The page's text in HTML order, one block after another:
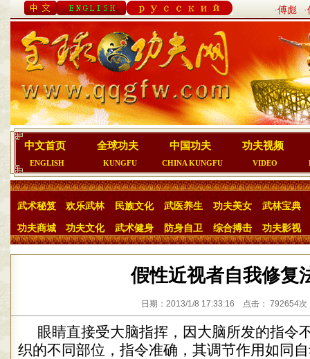
·傅彪
中文首页
ENGLISH
全球功夫
KUNGFU
中国功夫
CHINA KUNGFU
功夫视频
VIDEO
武术秘笈 欢乐武林 民族文化 武医养生 功夫美女 武林宝典
功夫商城 功夫文化 武术健身 防身自卫 综合搏击 功夫影视
假性近视者自我修复
日期：2013/1/8 17:33:16 点击： 792654
眼睛直接受大脑指挥，因大脑所发的指令
织的不同部位，指令准确，其调节作用如同